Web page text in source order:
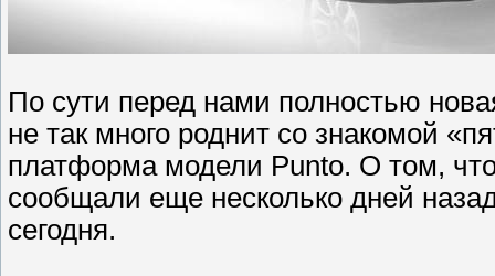
По сути перед нами полностью
не так много роднит со знакомой
платформа модели Punto. О том,
сообщали еще несколько дней
сегодня.